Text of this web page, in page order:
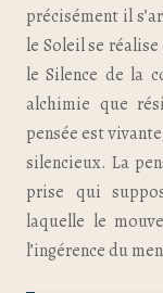
précisément il
le Soleil se
le Silence de la
alchimie que
pensée est
silencieux. La
prise qui
laquelle le
l’ingérence du